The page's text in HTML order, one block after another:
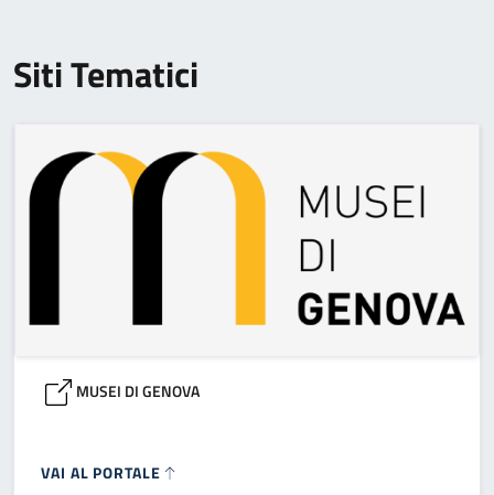
Siti Tematici
MUSEI DI GENOVA
VAI AL PORTALE